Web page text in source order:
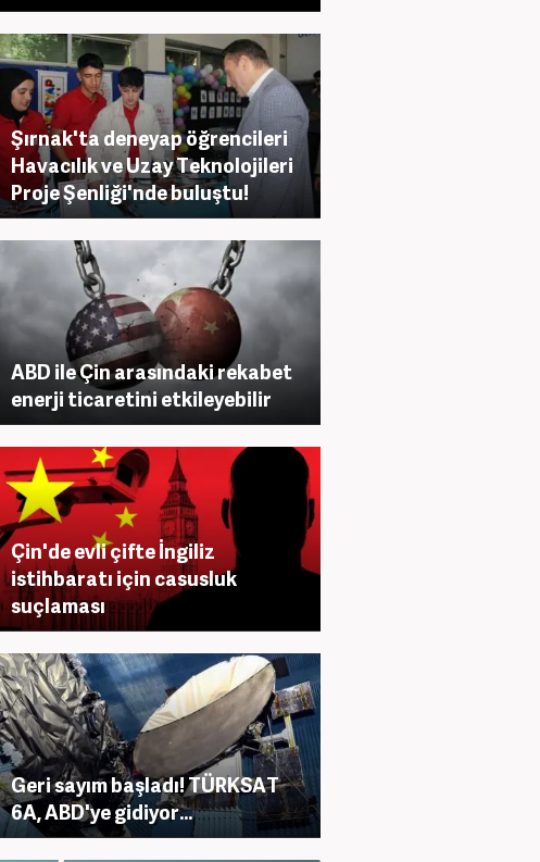
Şırnak'ta deneyap öğrencileri
Havacılık ve Uzay Teknolojileri
Proje Şenliği'nde buluştu!
ABD ile Çin arasındaki rekabet
enerji ticaretini etkileyebilir
Çin'de evli çifte İngiliz
istihbaratı için casusluk
suçlaması
Geri sayım başladı! TÜRKSAT
6A, ABD'ye gidiyor...